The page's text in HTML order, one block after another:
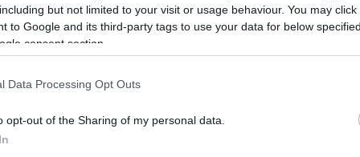
but not limited to your visit or usage behaviour. You may
to Google and its third-party tags to use your data for below
consent section.
Data Processing Opt Outs
opt-out of the Sharing of my personal data.
«βλέπει» ο Τραμπ
ΗΠΑ-Ιράν «θέτει σε κίνδυνο» τα συμφέροντα
Lykavitos.gr στο Google News
όλες τις ειδήσεις